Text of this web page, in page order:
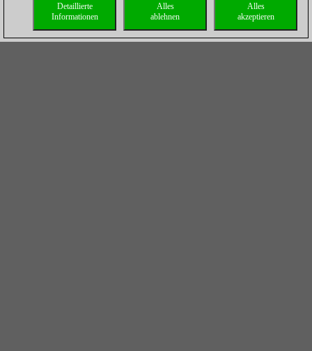
Alles
akzeptieren
Alles
ablehnen
Detaillierte
Informationen